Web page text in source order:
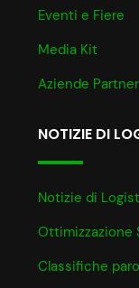
Eventi e Fiere
Media Kit
Aziende Partner
NOTIZIE DI
Notizie di
Ottimizzazione
Classifiche